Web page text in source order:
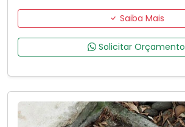
Saiba Mais
Solicitar Orçamento